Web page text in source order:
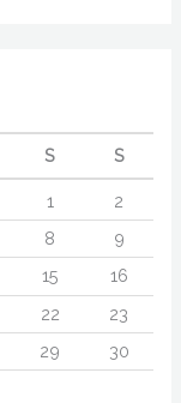
S S
1
2
8
9
15
16
22
23
29
30